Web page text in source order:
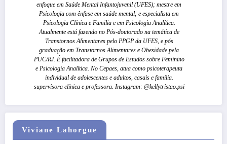
enfoque em Saúde Mental Infantojuvenil (UFES); mestre em
Psicologia com ênfase em saúde mental; e especialista em
Psicologia Clínica e Familia e em Psicologia Analítica.
Atualmente está fazendo no Pós-doutorado na temática de
Transtornos Alimentares pelo PPGP da UFES, e pós
graduação em Transtornos Alimentares e Obesidade pela
PUC/RJ. É facilitadora de Grupos de Estudos sobre Feminino
e Psicologia Analítica. No Cepaes, atua como psicoterapeuta
individual de adolescentes e adultos, casais e familia.
supervisora clínica e professora. Instagram: @kellytristao.psi
Viviane Lahorgue